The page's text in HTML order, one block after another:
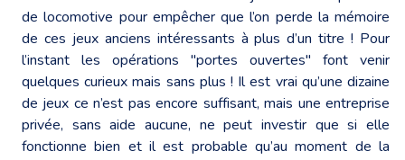
de locomotive pour empêcher que l’on perde la mémoire
de ces jeux anciens intéressants à plus d’un titre ! Pour
l’instant les opérations "portes ouvertes" font venir
quelques curieux mais sans plus ! Il est vrai qu’une dizaine
de jeux ce n’est pas encore suffisant, mais une entreprise
privée, sans aide aucune, ne peut investir que si elle
fonctionne bien et il est probable qu’au moment de la